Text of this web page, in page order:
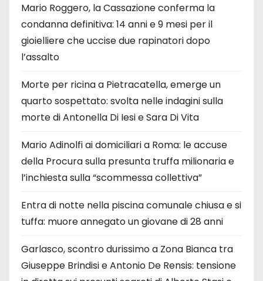
Mario Roggero, la Cassazione conferma la
condanna definitiva: 14 anni e 9 mesi per il
gioielliere che uccise due rapinatori dopo
l’assalto
Morte per ricina a Pietracatella, emerge un
quarto sospettato: svolta nelle indagini sulla
morte di Antonella Di Iesi e Sara Di Vita
Mario Adinolfi ai domiciliari a Roma: le accuse
della Procura sulla presunta truffa milionaria e
l’inchiesta sulla “scommessa collettiva”
Entra di notte nella piscina comunale chiusa e si
tuffa: muore annegato un giovane di 28 anni
Garlasco, scontro durissimo a Zona Bianca tra
Giuseppe Brindisi e Antonio De Rensis: tensione